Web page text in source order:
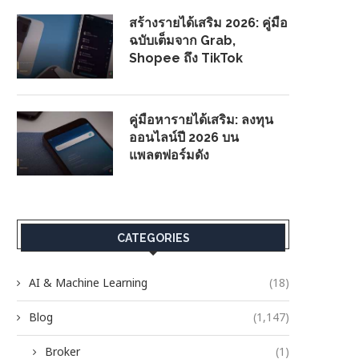
สร้างรายได้เสริม 2026: คู่มือ
ฉบับเต็มจาก Grab,
Shopee ถึง TikTok
คู่มือหารายได้เสริม: ลงทุน
ออนไลน์ปี 2026 บน
แพลตฟอร์มดัง
CATEGORIES
AI & Machine Learning (18)
Blog (1,147)
Broker (1)